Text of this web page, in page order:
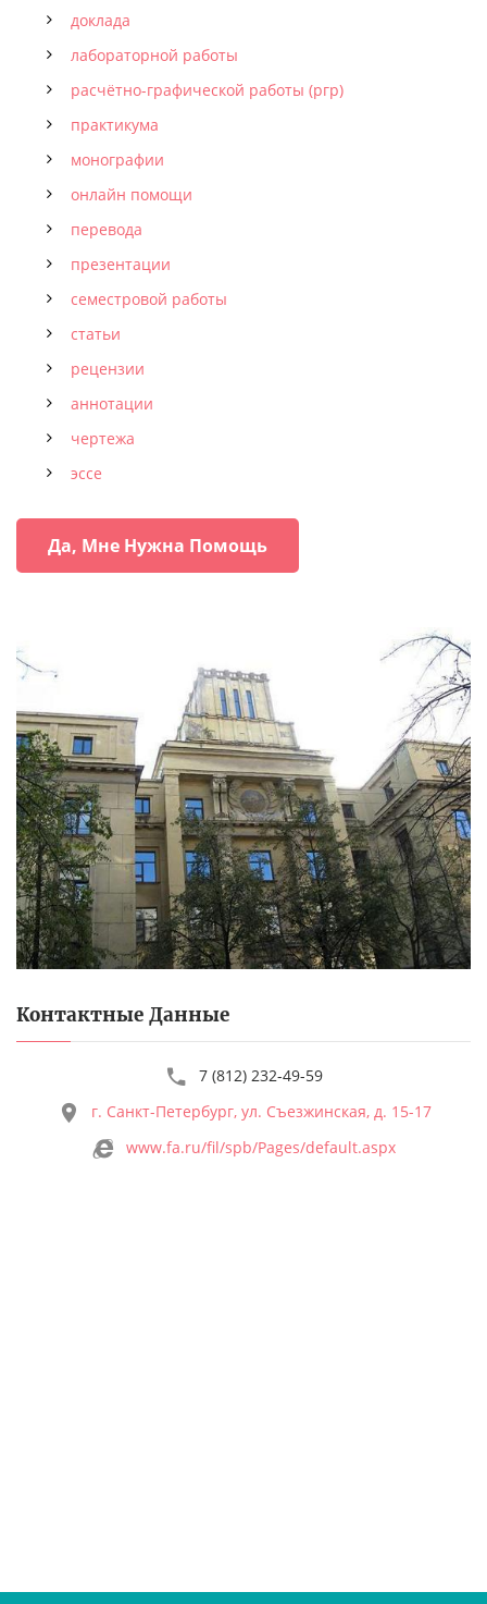
доклада
лабораторной работы
расчётно-графической работы (ргр)
практикума
монографии
онлайн помощи
перевода
презентации
семестровой работы
статьи
рецензии
аннотации
чертежа
эссе
Да, Мне Нужна Помощь
Контактные Данные
7 (812) 232-49-59
г. Санкт-Петербург, ул. Съезжинская, д. 15-17
www.fa.ru/fil/spb/Pages/default.aspx